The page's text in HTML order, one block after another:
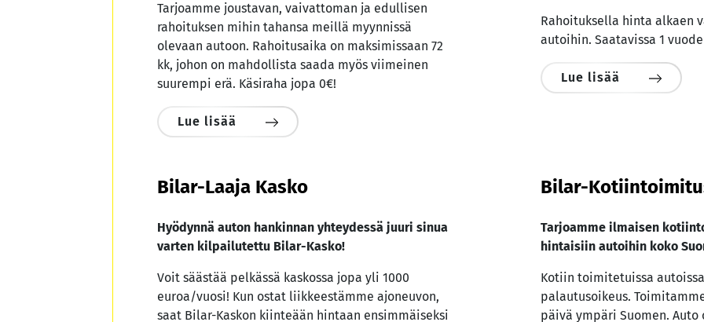
Tarjoamme joustavan, vaivattoman ja edullisen
rahoituksen mihin tahansa meillä myynnissä
olevaan autoon. Rahoitusaika on maksimissaan 72
kk, johon on mahdollista saada myös viimeinen
suurempi erä. Käsiraha jopa 0€!
Lue lisää
Rahoituksella hinta alkaen
autoihin. Saatavissa 1
Lue lisää
Bilar-Laaja Kasko
Hyödynnä auton hankinnan yhteydessä juuri sinua
varten kilpailutettu Bilar-Kasko!
Voit säästää pelkässä kaskossa jopa yli 1000
euroa/vuosi! Kun ostat liikkeestämme ajoneuvon,
saat Bilar-Kaskon kiinteään hintaan ensimmäiseksi
Bilar-
Tarjoamme ilmaisen
hintaisiin autoihin koko
Kotiin toimitetuissa
palautusoikeus.
päivä ympäri Suomen.